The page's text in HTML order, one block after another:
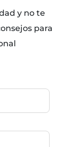
y no te
para